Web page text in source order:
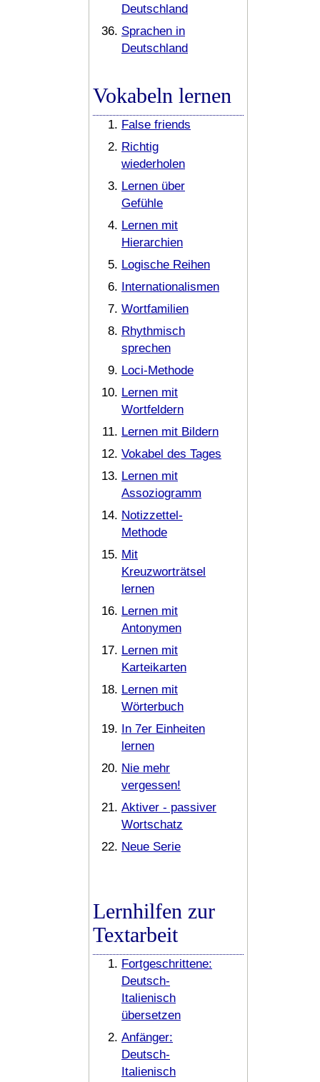
Deutschland
Sprachen in
Deutschland
Vokabeln lernen
False friends
Richtig
wiederholen
Lernen über
Gefühle
Lernen mit
Hierarchien
Logische Reihen
Internationalismen
Wortfamilien
Rhythmisch
sprechen
Loci-Methode
Lernen mit
Wortfeldern
Lernen mit Bildern
Vokabel des Tages
Lernen mit
Assoziogramm
Notizzettel-
Methode
Mit
Kreuzworträtsel
lernen
Lernen mit
Antonymen
Lernen mit
Karteikarten
Lernen mit
Wörterbuch
In 7er Einheiten
lernen
Nie mehr
vergessen!
Aktiver - passiver
Wortschatz
Neue Serie
Lernhilfen zur
Textarbeit
Fortgeschrittene:
Deutsch-
Italienisch
übersetzen
Anfänger:
Deutsch-
Italienisch